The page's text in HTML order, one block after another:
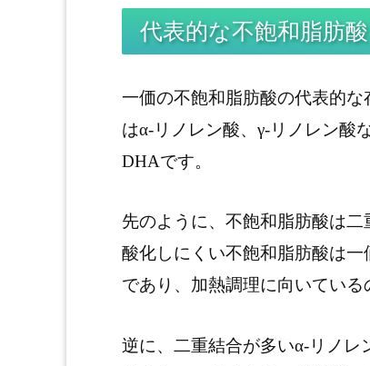
代表的な不飽和脂肪
一価の不飽和脂肪酸の代表的
はα-リノレン酸、γ-リノレン酸
DHAです。
先のように、不飽和脂肪酸は
酸化しにくい不飽和脂肪酸は
であり、加熱調理に向いている
逆に、二重結合が多いα-リノレ